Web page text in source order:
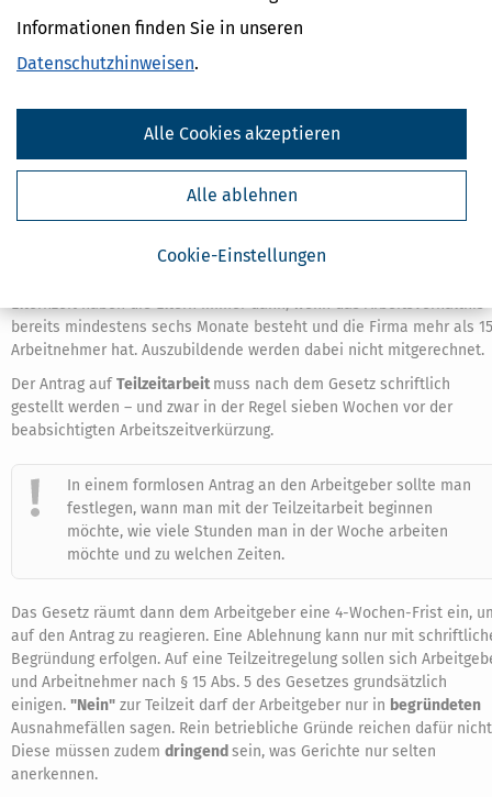
Informationen finden Sie in unseren
Datenschutzhinweisen.
Cookie-Einstellungen
Alle ablehnen
Alle Cookies akzeptieren
Teilzeit im Job – mit Kündigungsschutz
Der Kündigungsschutz für Eltern ist nicht viel wert, wenn die
Betroffenen in der Elternzeit ihren Lebensunterhalt nicht sichern
Dauer der Elternzeit nicht voll aus ihrem Job zurückzuziehen, sie
können auch – alternativ dazu – ihreArbeitszeit
ihrer Arbeitszeit auf mindestens 15, aber höchstens 30 Stunden pro
Elternzeit haben die Eltern immer dann, wenn das Arbeitsverhältnis
bereits mindestens sechs Monate besteht und die Firma mehr als 15
Arbeitnehmer hat. Auszubildende werden dabei nicht mitgerechnet.
Der Antrag aufTeilzeitarbeitmuss nach dem Gesetz schriftlich
gestellt werden – und zwar in der Regel sieben Wochen vor der
beabsichtigten Arbeitszeitverkürzung.
In einem formlosen Antrag an den Arbeitgeber sollte man
festlegen, wann man mit der Teilzeitarbeit beginnen
möchte, wie viele Stunden man in der Woche arbeiten
möchte und zu welchen Zeiten.
Das Gesetz räumt dann dem Arbeitgeber eine 4-Wochen-Frist ein,
auf den Antrag zu reagieren. Eine Ablehnung kann nur mit
Begründung erfolgen. Auf eine Teilzeitregelung sollen sich
und Arbeitnehmer nach § 15 Abs. 5 des Gesetzes grundsätzlich
einigen. "Nein" zur Teilzeit darf der Arbeitgeber nur in begründeten
Ausnahmefällen sagen. Rein betriebliche Gründe reichen dafür
Diese müssen zudem dringend sein, was Gerichte nur selten
anerkennen.